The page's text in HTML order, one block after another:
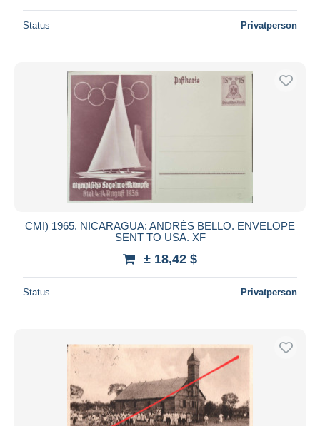
Status Privatperson
CMI) 1965. NICARAGUA: ANDRÉS BELLO. ENVELOPE
SENT TO USA. XF
± 18,42 $
Status Privatperson